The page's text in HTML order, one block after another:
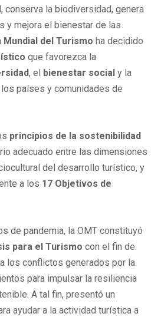
conserva la biodiversidad, genera
y mejora el bienestar de las
Mundial del Turismo ha decidido
que favorezca la
, el bienestar social y la
países y comunidades de
principios de la sostenibilidad
adecuado entre las dimensiones
del desarrollo turístico, y
a los 17 Objetivos de
de pandemia, la OMT constituyó
para el Turismo con el fin de
los conflictos generados por la
para impulsar la resiliencia
A tal fin, presentó un
ayudar a la actividad turística a